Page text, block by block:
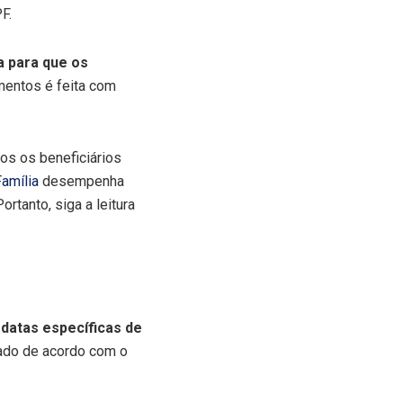
para que os
é feita com
os beneficiários
desempenha
siga a leitura
datas específicas de
de acordo com o